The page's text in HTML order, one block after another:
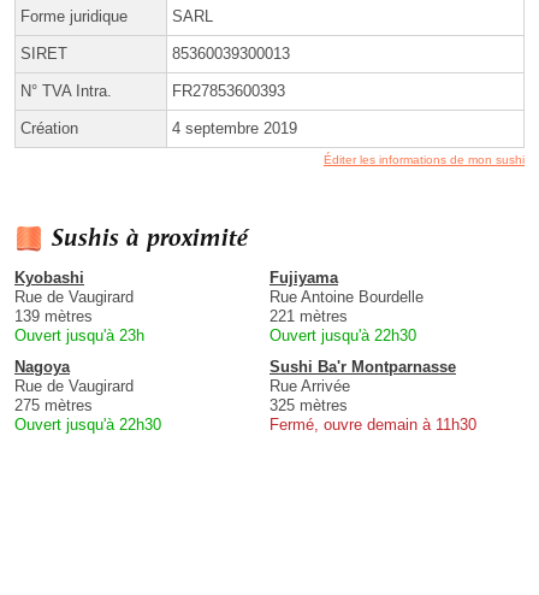
Forme juridique SARL
SIRET 85360039300013
N° TVA Intra. FR27853600393
Création 4 septembre 2019
Éditer les informations de mon sushi
Sushis à proximité
Kyobashi
Rue de Vaugirard
139 mètres
Ouvert jusqu'à 23h
Fujiyama
Rue Antoine Bourdelle
221 mètres
Ouvert jusqu'à 22h30
Nagoya
Rue de Vaugirard
275 mètres
Ouvert jusqu'à 22h30
Sushi Ba'r Montparnasse
Rue Arrivée
325 mètres
Fermé, ouvre demain à 11h30